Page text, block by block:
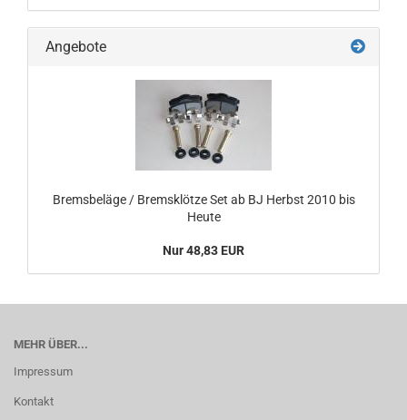
Angebote
Bremsbeläge / Bremsklötze Set ab BJ Herbst 2010 bis
Heute
Nur 48,83 EUR
MEHR ÜBER...
Impressum
Kontakt